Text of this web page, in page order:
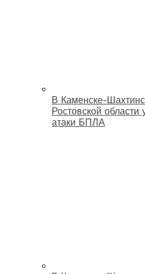
В Каменске-
Ростовской области
атаки БПЛА